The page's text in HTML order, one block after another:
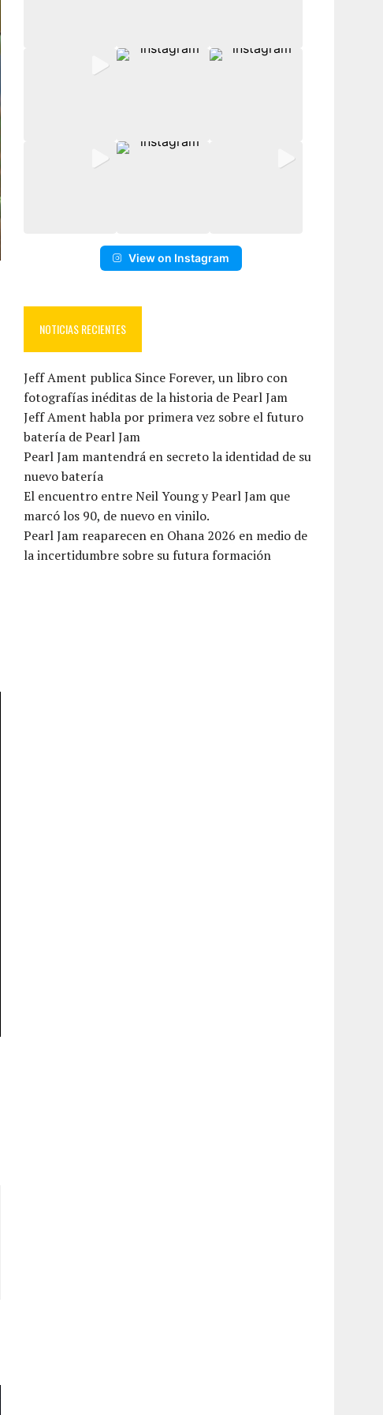
View on Instagram
NOTICIAS RECIENTES
Jeff Ament publica Since Forever, un libro con
fotografías inéditas de la historia de Pearl Jam
Jeff Ament habla por primera vez sobre el futuro
batería de Pearl Jam
Pearl Jam mantendrá en secreto la identidad de su
nuevo batería
El encuentro entre Neil Young y Pearl Jam que
marcó los 90, de nuevo en vinilo.
Pearl Jam reaparecen en Ohana 2026 en medio de
la incertidumbre sobre su futura formación